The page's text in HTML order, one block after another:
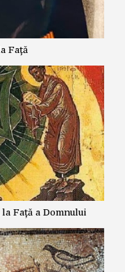
Față
Față a Domnului